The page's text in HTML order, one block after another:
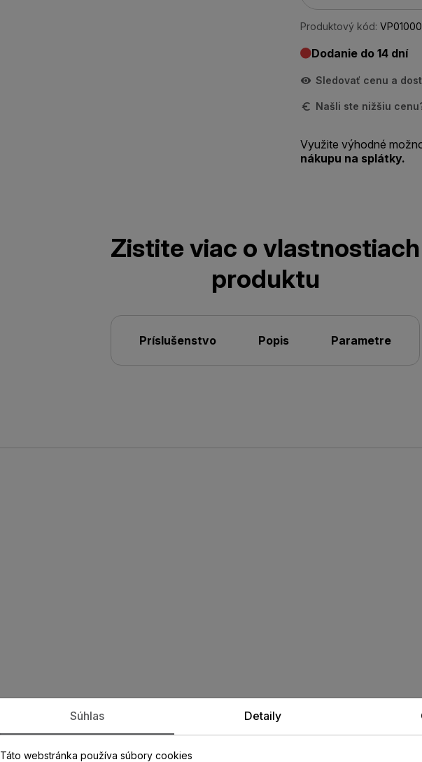
Produktový kód:
Dodanie do 14 dní
Sledovať cenu a
Našli ste nižšiu
Využite výhodné
nákupu na splátky.
Zistite viac o vlastnostiach
produktu
Príslušenstvo Popis Parametre
Súhlas Detaily
Táto webstránka používa súbory cookies